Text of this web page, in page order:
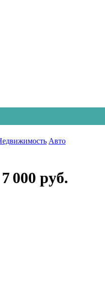
Авто
000 руб.